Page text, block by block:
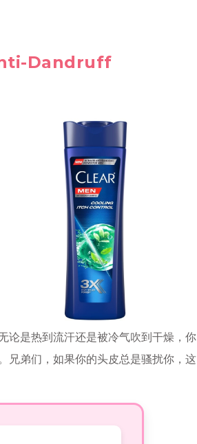
Dandruff
论是热到流汗还是被冷气吹到干燥，你
兄弟们，如果你的头皮总是骚扰你，这